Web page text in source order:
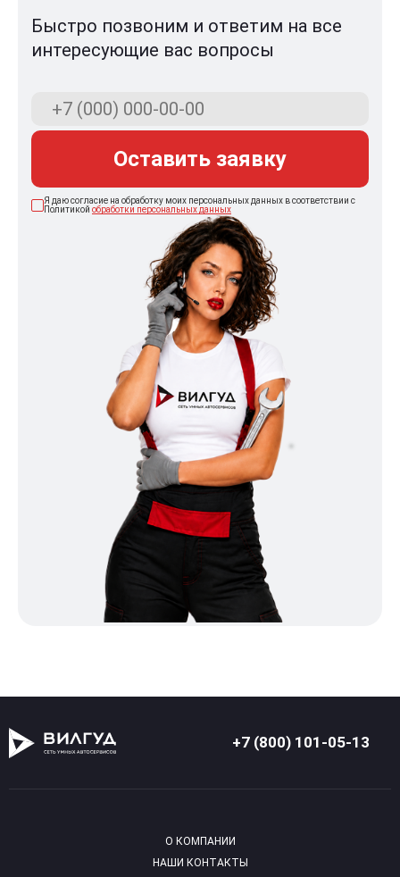
Быстро позвоним и ответим на все
интересующие вас вопросы
Оставить заявку
Я даю согласие на обработку моих персональных данных в соответствии с
Политикой обработки персональных данных
+7 (800) 101-05-13
О КОМПАНИИ
НАШИ КОНТАКТЫ